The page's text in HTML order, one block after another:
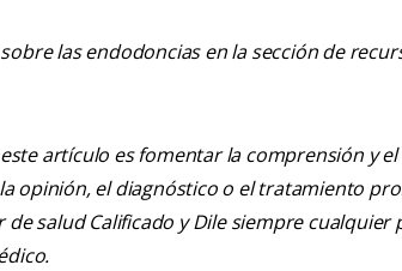
las endodoncias en la sección de
artículo es fomentar la comprensión y
opinión, el diagnóstico o el tratamiento
salud Calificado y Dile siempre